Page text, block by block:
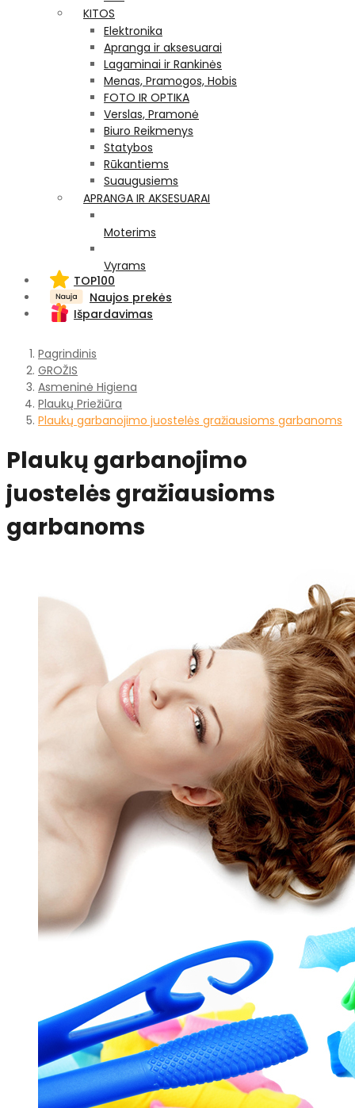
KITOS
Elektronika
Apranga ir aksesuarai
Lagaminai ir Rankinės
Menas, Pramogos, Hobis
FOTO IR OPTIKA
Verslas, Pramonė
Biuro Reikmenys
Statybos
Rūkantiems
Suaugusiems
APRANGA IR AKSESUARAI
Moterims
Vyrams
TOP100
Naujos prekės
Išpardavimas
Pagrindinis
GROŽIS
Asmeninė Higiena
Plaukų Priežiūra
Plaukų garbanojimo juostelės gražiausioms garbanoms
Plaukų garbanojimo
juostelės gražiausioms
garbanoms